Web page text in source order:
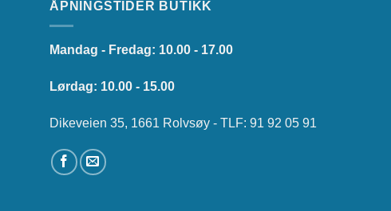
ÅPNINGSTIDER BUTIKK
Mandag - Fredag: 10.00 - 17.00
Lørdag: 10.00 - 15.00
Dikeveien 35, 1661 Rolvsøy - TLF: 91 92 05 91